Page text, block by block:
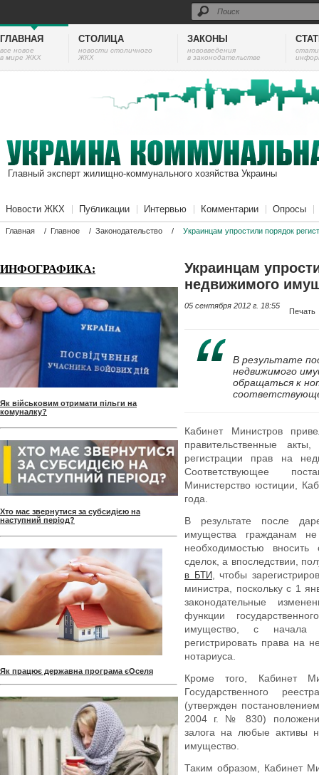
ГЛАВНАЯ
все новое
в мире ЖКХ
СТОЛИЦА
новости столичного
ЖКХ
ЗАКОНЫ
нововведения
в законодательстве
Главный эксперт жилищно-коммунального хозяйства Украины
Новости ЖКХ Публикации Интервью Комментарии Опросы
Главная / Главное / Законодательство / Украинцам упростили порядок
ИНФОГРАФИКА:
Як військовим отримати пільги на
комуналку?
Хто має звернутися за субсидією на
наступний період?
Як працює державна програма єОселя
Украинцам
недвижимого
05 сентября 2012 г. 18:55
Печать
В результате
недвижимого
обращаться к
Кабинет Министров
правительственные
регистрации прав на
Соответствующее
Министерство юстиции,
года.
В результате после
имущества гражданам
необходимостью
сделок, а впоследствии,
в БТИ, чтобы
министра, поскольку с 1
законодательные
функции
имущество, с начала
регистрировать права на
нотариуса.
Кроме того, Кабинет
Государственного
(утвержден
2004 г. № 830)
залога на любые активы
имущество.
Таким образом, Кабинет